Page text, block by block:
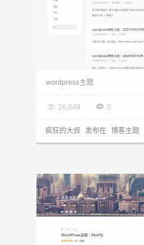
wordpress主题
 26,649  0
疯狂的大叔 发布在 博客主题